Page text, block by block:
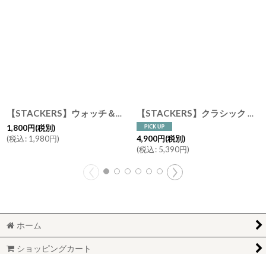
【STACKERS】ウォッチ＆ブレスレットパッド 時計＆ブレスレット用ミニクッション グレージュ グレイ グレイベージュ 3個仕切りに入る 時計＆ブレスレット用 ミニクッション スタッカーズ
1,800円(税別)
(税込: 1,980円)
【STACKERS】クラシック ジュエリーボックス 9sec ペブルグレー Pebble Grey スタッカーズ ロンドン イギリス
4,900円(税別)
(税込: 5,390円)
ホーム
ショッピングカート